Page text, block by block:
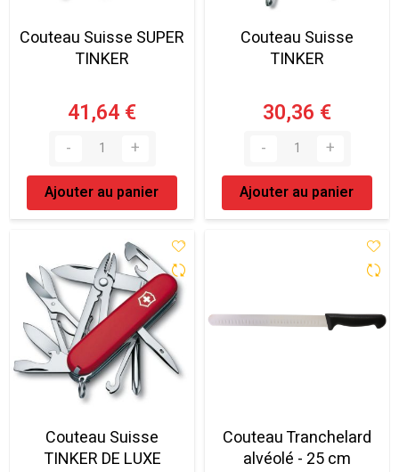
Couteau Suisse SUPER
TINKER
41,64 €
Ajouter au panier
Couteau Suisse
TINKER
30,36 €
Ajouter au panier
Couteau Suisse
TINKER DE LUXE
Couteau Tranchelard
alvéolé - 25 cm